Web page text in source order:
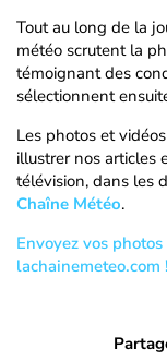
Tout au long de la
météo scrutent la
témoignant des
sélectionnent
Les photos et
illustrer nos articles
télévision, dans les
Chaîne Météo.
Envoyez vos
lachainemeteo.com !